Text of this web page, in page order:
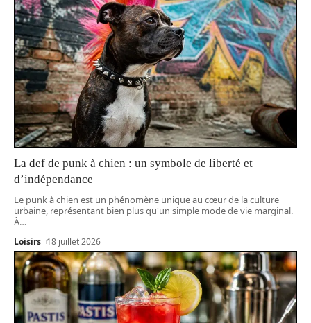
La def de punk à chien : un symbole de liberté et
d’indépendance
Le punk à chien est un phénomène unique au cœur de la culture
urbaine, représentant bien plus qu'un simple mode de vie marginal.
À…
Loisirs 18 juillet 2026